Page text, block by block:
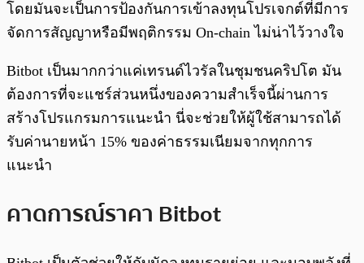
โดยมันจะเป็นการป้องกันการเข้าลงทุนโปรเจกต์ที่มีการ
จัดการสัญญาหรือมีพฤติกรรม On-chain ไม่น่าไว้วางใจ
Bitbot เป็นมากกว่าแค่เทรนด์ไวรัลในชุมชนคริปโต มัน
ต้องการที่จะแชร์ส่วนหนึ่งของความสำเร็จนี้ผ่านการ
สร้างโปรแกรมการแนะนำ นี่จะช่วยให้ผู้ใช้สามารถได้
รับค่านายหน้า 15% ของค่าธรรมเนียมจากทุกการ
แนะนำ
คาดการณ์ราคา Bitbot